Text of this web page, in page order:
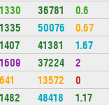
1330 36781 0.6
1335 50076 0.67
1407 41381 1.67
1609 37224 2
641 13572 0
1482 48418 1.17